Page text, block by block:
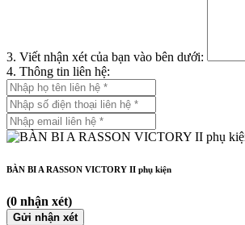
3. Viết nhận xét của bạn vào bên dưới:
4. Thông tin liên hệ:
BÀN BI A RASSON VICTORY II phụ kiện
(0 nhận xét)
Gửi nhận xét